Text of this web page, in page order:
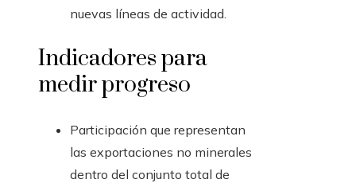
nuevas líneas de actividad.
Indicadores para
medir progreso
Participación que representan
las exportaciones no minerales
dentro del conjunto total de